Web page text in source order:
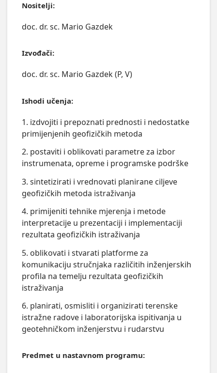
Nositelji:
doc. dr. sc. Mario Gazdek
Izvođači:
doc. dr. sc. Mario Gazdek (P, V)
Ishodi učenja:
1. izdvojiti i prepoznati prednosti i nedostatke
primijenjenih geofizičkih metoda
2. postaviti i oblikovati parametre za izbor
instrumenata, opreme i programske podrške
3. sintetizirati i vrednovati planirane ciljeve
geofizičkih metoda istraživanja
4. primijeniti tehnike mjerenja i metode
interpretacije u prezentaciji i implementaciji
rezultata geofizičkih istraživanja
5. oblikovati i stvarati platforme za
komunikaciju stručnjaka različitih inženjerskih
profila na temelju rezultata geofizičkih
istraživanja
6. planirati, osmisliti i organizirati terenske
istražne radove i laboratorijska ispitivanja u
geotehničkom inženjerstvu i rudarstvu
Predmet u nastavnom programu: